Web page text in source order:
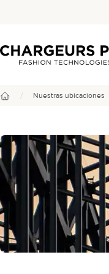
Chargeurs PCC
/ Nuestras ubicaciones